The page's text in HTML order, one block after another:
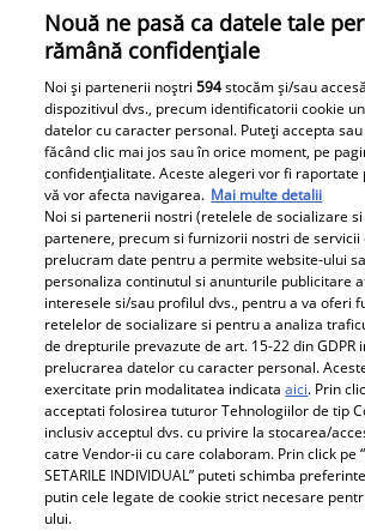
Elle
O mai ții minte
Cum arată și cu
acum fosta
Sârbu și unul
apreciate modele
fost decorată
Ministerul
Foto
Noi dezvăluiri
Nouă ne pasă ca datele tale
rămână confidențiale
Noi și partenerii noștri594stocăm și/sau
dispozitivul dvs., precum identificatorii cookie
datelor cu caracter personal. Puteți accepta
făcând clic mai jos sau în orice moment, pe
confidențialitate. Aceste alegeri vor fi
vă vor afecta navigarea. Mai multe detalii
Noi si partenerii nostri (retelele de socializare
partenere, precum si furnizorii nostri de servicii
prelucram date pentru a permite website-ului
personaliza continutul si anunturile publicitare
interesele si/sau profilul dvs., pentru a va oferi
retelelor de socializare si pentru a analiza
de drepturile prevazute de art. 15-22 din GDPR
prelucrarea datelor cu caracter personal.
exercitate prin modalitatea indicataaici. Prin
acceptati folosirea tuturor Tehnologiilor de tip
inclusiv acceptul dvs. cu privire la stocarea/
catre Vendor-ii cu care colaboram. Prin click pe
SETARILE INDIVIDUAL” puteti schimba
putin cele legate de cookie strict necesare
ului.